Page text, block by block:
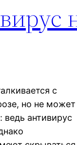
с
но не может
антивирус